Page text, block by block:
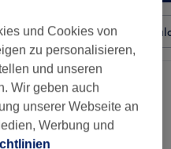
Preis Besonderheiten
in Bielefeld
und Cookies von
zu personalisieren,
und unseren
Wir geben auch
unserer Webseite an
Werbung und